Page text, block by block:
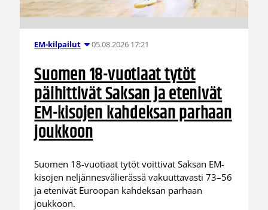
EM-kilpailut 05.08.2026 17:21
Suomen 18-vuotiaat tytöt
päihittivät Saksan ja etenivät
EM-kisojen kahdeksan parhaan
joukkoon
Suomen 18-vuotiaat tytöt voittivat Saksan EM-
kisojen neljännesvälierässä vakuuttavasti 73–56
ja etenivät Euroopan kahdeksan parhaan
joukkoon.